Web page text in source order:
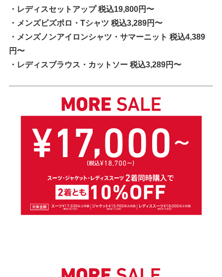
・レディスセットアップ 税込19,800円〜
・メンズビズポロ・Tシャツ 税込3,289円〜
・メンズノンアイロンシャツ・サマーニット 税込4,389
円〜
・レディスブラウス・カットソー 税込3,289円〜